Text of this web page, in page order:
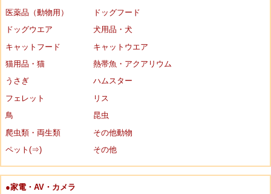
医薬品（動物用）
ドッグフード
ドッグウエア
犬用品・犬
キャットフード
キャットウエア
猫用品・猫
熱帯魚・アクアリウム
うさぎ
ハムスター
フェレット
リス
鳥
昆虫
爬虫類・両生類
その他動物
ペット(⇒)
その他
●家電・AV・カメラ